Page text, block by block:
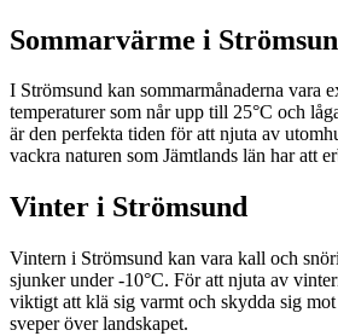
Sommarvärme i
I Strömsund kan sommarmånaderna vara
temperaturer som når upp till 25°C och
är den perfekta tiden för att njuta av
vackra naturen som Jämtlands län har att
Vinter i Strömsund
Vintern i Strömsund kan vara kall och
sjunker under -10°C. För att njuta av
viktigt att klä sig varmt och skydda sig
sveper över landskapet.